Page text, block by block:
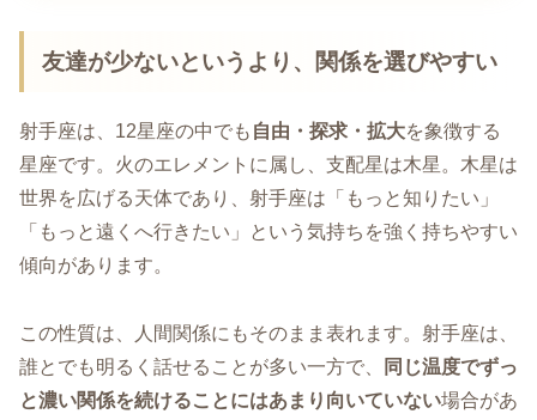
友達が少ないというより、関係を選びやすい
射手座は、12星座の中でも 自由・探求・拡大を象徴する
星座です。火のエレメントに属し、支配星は木星。木星は
世界を広げる天体であり、射手座は「もっと知りたい」
「もっと遠くへ行きたい」という気持ちを強く持ちやすい
傾向があります。
この性質は、人間関係にもそのまま表れます。射手座は、
誰とでも明るく話せることが多い一方で、
同じ温度でずっ
と濃い関係を続けることにはあまり向いていない場合があ